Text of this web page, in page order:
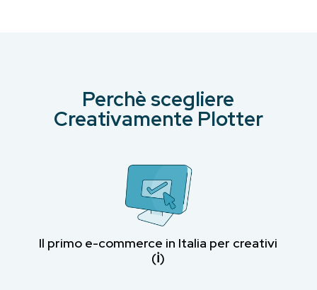
Perchè scegliere
Creativamente Plotter
Il primo e-commerce in Italia per creativi
(ℹ︎)